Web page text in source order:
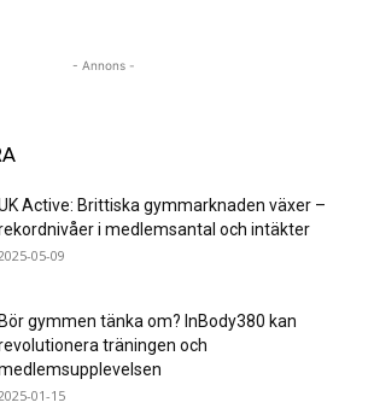
- Annons -
Active: Brittiska gymmarknaden växer –
i medlemsantal och intäkter
05-09
Bör gymmen tänka om? InBody380 kan
träningen och
01-15